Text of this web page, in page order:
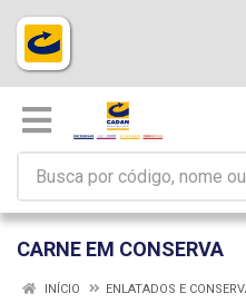
CARNE EM CONSERVA
INÍCIO
ENLATADOS E